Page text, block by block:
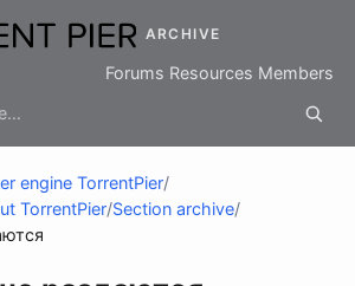
ARCHIVE
Forums Resources Members
engine TorrentPier/
TorrentPier/Section archive/